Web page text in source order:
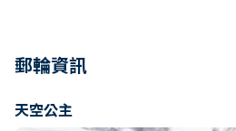
郵輪資訊
天空公主